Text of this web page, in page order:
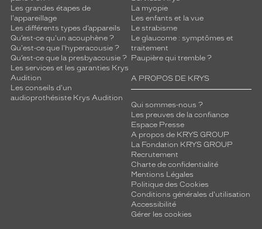
Les grandes étapes de
l'appareillage
Les différents types d’appareils
Qu’est-ce qu'un acouphène ?
Qu'est-ce que l'hyperacousie ?
Qu’est-ce que la presbyacousie ?
Les services et les garanties Krys
Audition
Les conseils d'un
audioprothésiste Krys Audition
La myopie
Les enfants et la vue
Le strabisme
Le glaucome : symptômes et
traitement
Paupière qui tremble ?
A PROPOS DE KRYS
Qui sommes-nous ?
Les preuves de la confiance
Espace Presse
A propos de KRYS GROUP
La Fondation KRYS GROUP
Recrutement
Charte de confidentialité
Mentions Légales
Politique des Cookies
Conditions générales d'utilisation
Accessibilité
Gérer les cookies